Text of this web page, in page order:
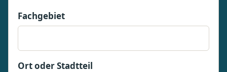
Fachgebiet
Ort oder Stadtteil